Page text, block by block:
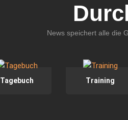
News speichert alle die
Tagebuch Training